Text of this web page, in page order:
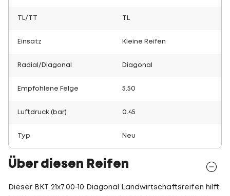
TL/TT
Einsatz Kleine Reifen
Radial/Diagonal Diagonal
Empfohlene Felge 5.50
Luftdruck (bar) 0.45
Typ Neu
Über diesen Reifen
Dieser BKT 21x7.00-10 Diagonal Landwirtschaftsreifen hilft